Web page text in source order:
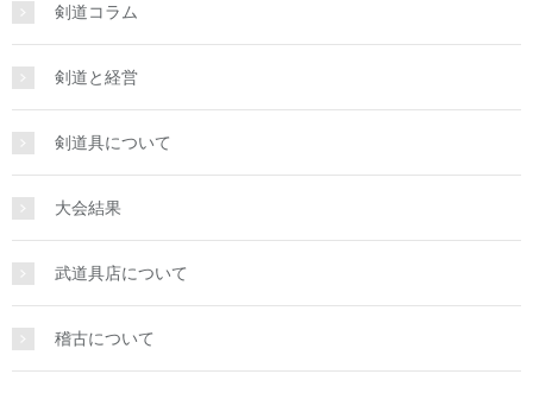
剣道コラム
剣道と経営
剣道具について
大会結果
武道具店について
稽古について